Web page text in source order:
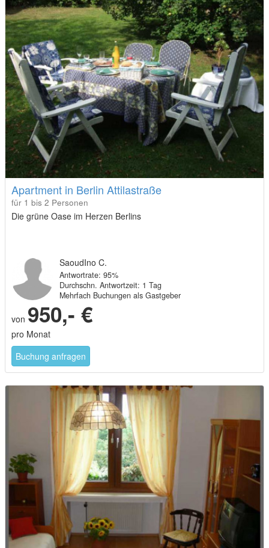
Apartment in Berlin Attilastraße
für 1 bis 2 Personen
Die grüne Oase im Herzen Berlins
SaoudIno C.
Antwortrate: 95%
Durchschn. Antwortzeit: 1 Tag
Mehrfach Buchungen als Gastgeber
von 950,- €
pro Monat
Buchung anfragen